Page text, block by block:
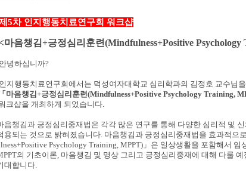
5차 인지행동치료연구회 워크샵
마음챙김+긍정심리훈련(Mindfulness+Positive Psychology
안녕하십니까?
인지행동치료연구회에서는 덕성여자대학교 심리학과의 김정호 교수님
「마음챙김 +긍정심리훈련 (Mindfulness+Positive Psychology Training,
크샵을 개최하게 되었습니다
음챙김과 긍정심리중재법은 각각 많은 연구를 통해 다양한 심리적 및
용되는 것으로 밝혀졌습니다 마음챙김과 긍정심리중재법을 효과적으
Psychology Training, MPPT) 」은 일상생활을 포함해서 임
의 기초이론 마음챙김 및 명상 그리고 긍정심리중재에 대해 다룰 예
대합니다